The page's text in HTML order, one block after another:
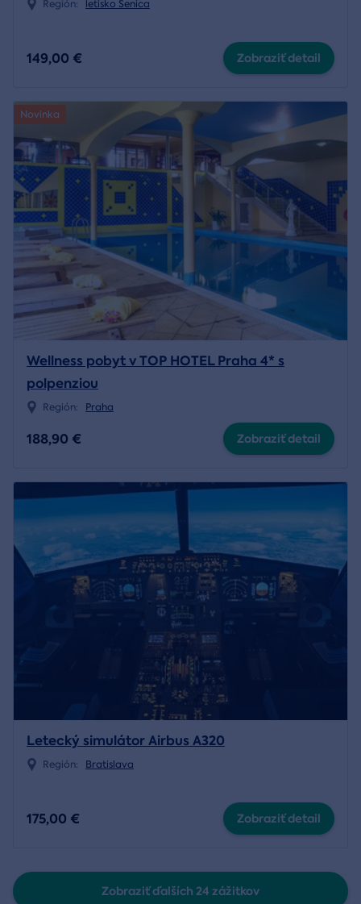
Región: letisko Senica
149,00 € Zobraziť detail
Novinka
Wellness pobyt v TOP HOTEL Praha 4* s
polpenziou
Región: Praha
188,90 € Zobraziť detail
Letecký simulátor Airbus A320
Región: Bratislava
175,00 € Zobraziť detail
Zobraziť ďalších 24 zážitkov